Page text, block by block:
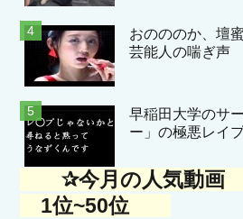
おのののか、壇
芸能人の喘ぎ声
早稲田大学のサ
ー」の極悪レイ
✰今月の人気動
1位~50位